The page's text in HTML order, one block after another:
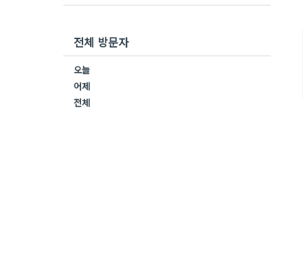
전체 방문자
오늘
어제
전체